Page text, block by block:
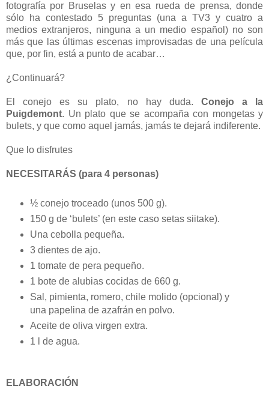
fotografía por Bruselas y en esa rueda de prensa, donde
sólo ha contestado 5 preguntas (una a TV3 y cuatro a
medios extranjeros, ninguna a un medio español) no son
más que las últimas escenas improvisadas de una película
que, por fin, está a punto de acabar…
¿Continuará?
El conejo es su plato, no hay duda. Conejo a la
Puigdemont. Un plato que se acompaña con mongetas y
bulets, y que como aquel jamás, jamás te dejará indiferente.
Que lo disfrutes
NECESITARÁS (para 4 personas)
½ conejo troceado (unos 500 g).
150 g de ‘bulets’ (en este caso setas siitake).
Una cebolla pequeña.
3 dientes de ajo.
1 tomate de pera pequeño.
1 bote de alubias cocidas de 660 g.
Sal, pimienta, romero, chile molido (opcional) y
una papelina de azafrán en polvo.
Aceite de oliva virgen extra.
1 l de agua.
ELABORACIÓN